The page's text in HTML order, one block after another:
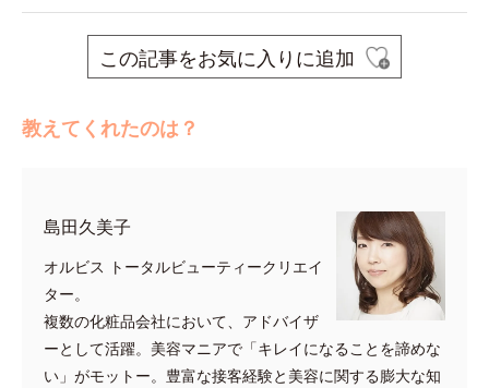
この記事をお気に入りに追加
教えてくれたのは？
島田久美子
オルビス トータルビューティークリエイ
ター。
複数の化粧品会社において、アドバイザ
ーとして活躍。美容マニアで「キレイになることを諦めな
い」がモットー。豊富な接客経験と美容に関する膨大な知